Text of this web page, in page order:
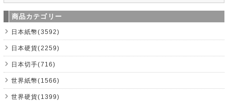
商品カテゴリー
日本紙幣(3592)
日本硬貨(2259)
日本切手(716)
世界紙幣(1566)
世界硬貨(1399)